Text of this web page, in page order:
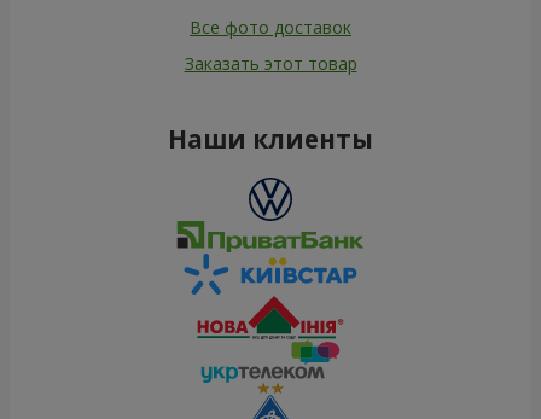
Все фото доставок
Заказать этот товар
Наши клиенты